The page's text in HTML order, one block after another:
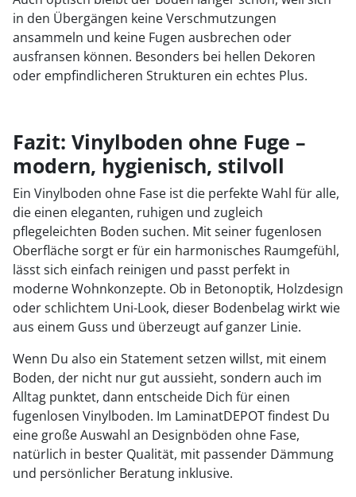
in den Übergängen keine Verschmutzungen
ansammeln und keine Fugen ausbrechen oder
ausfransen können. Besonders bei hellen Dekoren
oder empfindlicheren Strukturen ein echtes Plus.
Fazit: Vinylboden ohne Fuge –
modern, hygienisch, stilvoll
Ein Vinylboden ohne Fase ist die perfekte Wahl für alle,
die einen eleganten, ruhigen und zugleich
pflegeleichten Boden suchen. Mit seiner fugenlosen
Oberfläche sorgt er für ein harmonisches Raumgefühl,
lässt sich einfach reinigen und passt perfekt in
moderne Wohnkonzepte. Ob in Betonoptik, Holzdesign
oder schlichtem Uni-Look, dieser Bodenbelag wirkt wie
aus einem Guss und überzeugt auf ganzer Linie.
Wenn Du also ein Statement setzen willst, mit einem
Boden, der nicht nur gut aussieht, sondern auch im
Alltag punktet, dann entscheide Dich für einen
fugenlosen Vinylboden. Im LaminatDEPOT findest Du
eine große Auswahl an Designböden ohne Fase,
natürlich in bester Qualität, mit passender Dämmung
und persönlicher Beratung inklusive.